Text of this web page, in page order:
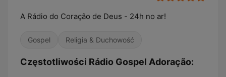
A Rádio do Coração de Deus - 24h no ar!
Gospel Religia & Duchowość
Częstotliwości Rádio Gospel Adoração: